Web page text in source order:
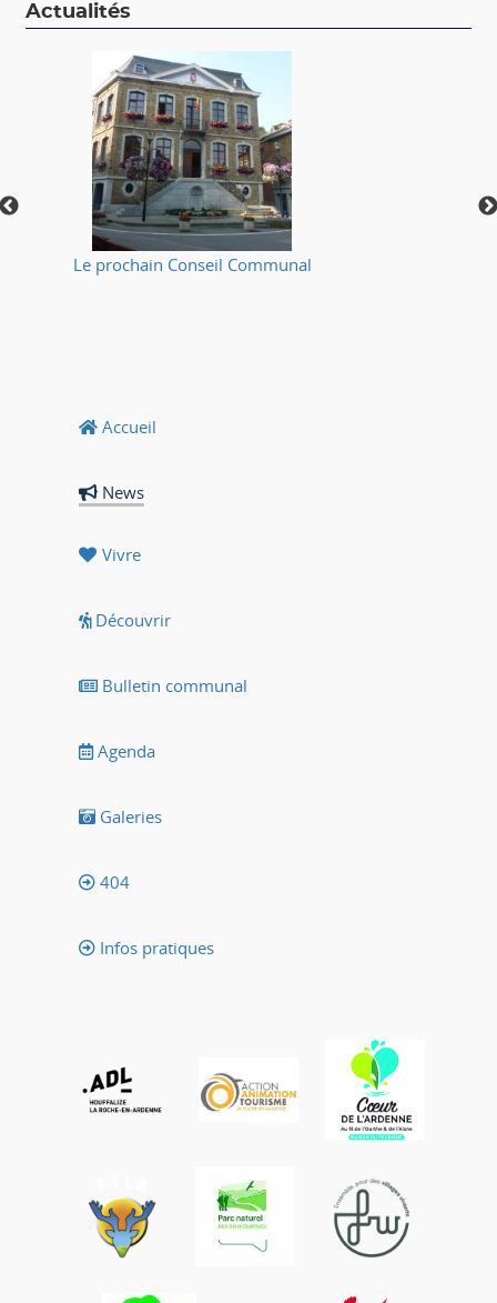
Actualités
Le prochain Conseil Communal
Accueil
News
Vivre
Découvrir
Bulletin communal
Agenda
Galeries
404
Infos pratiques